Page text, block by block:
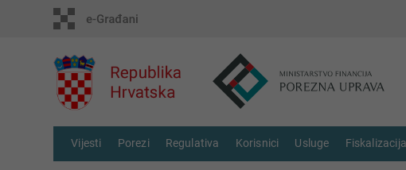
Vijesti Porezi Regulativa Korisnici Usluge Fiskalizacija